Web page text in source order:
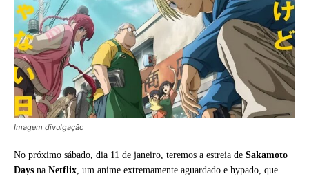
Imagem divulgação
No próximo sábado, dia 11 de janeiro, teremos a estreia de Sakamoto
Days na Netflix, um anime extremamente aguardado e hypado, que